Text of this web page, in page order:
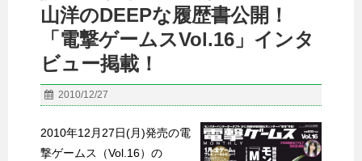
山洋のDEEPな履歴書公開！
「電撃ゲームスVol.16」インタ
ビュー掲載！
2010/12/27
2010年12月27日(月)発売の電
撃ゲームス（Vol.16）の